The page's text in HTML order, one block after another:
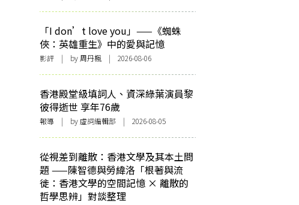
「I don’t love you」——《蜘蛛
俠：英雄重生》中的愛與記憶
影評 | by 周丹楓 | 2026-08-06
香港殿堂級填詞人、資深綠葉演員黎
彼得逝世 享年76歲
報導 | by 虛詞編輯部 | 2026-08-05
從視差到離散：香港文學及其本土問
題 ——陳智德與勞緯洛「根著與流
徙：香港文學的空間記憶 × 離散的
哲學思辨」對談整理